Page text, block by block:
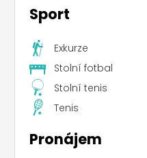
Sport
Exkurze
Stolní fotbal
Stolní tenis
Tenis
Pronájem